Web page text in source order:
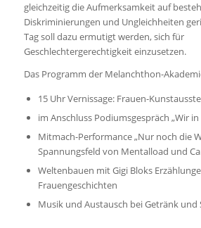
gleichzeitig die Aufmerksamkeit auf
Diskriminierungen und Ungleichheiten
Tag soll dazu ermutigt werden, sich für
Geschlechtergerechtigkeit einzusetzen.
Das Programm der Melanchthon-
15 Uhr Vernissage: Frauen-
im Anschluss Podiumsgespräch „Wir
Mitmach-Performance „Nur noch die
Spannungsfeld von Mentalload und
Weltenbauen mit Gigi Bloks
Frauengeschichten
Musik und Austausch bei Getränk und